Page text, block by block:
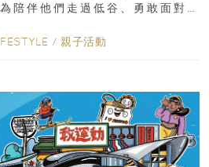
陪伴他們走過低谷、勇敢面對
/ 親子活動